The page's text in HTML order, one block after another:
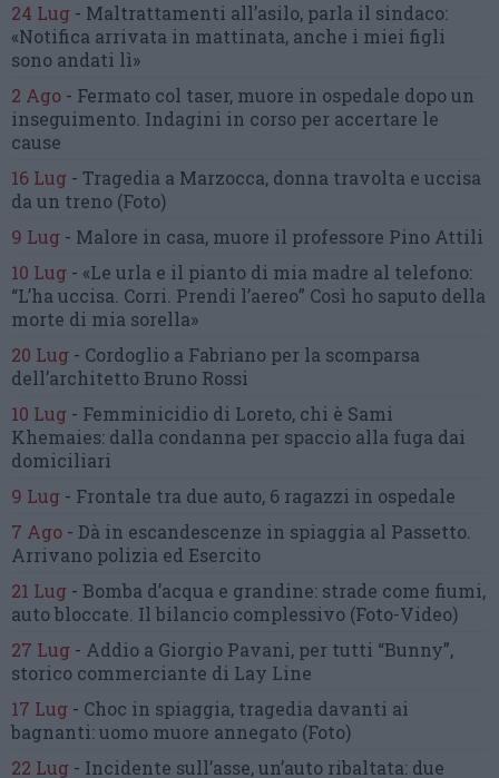
24 Lug - Maltrattamenti all’asilo, parla il sindaco:
«Notifica arrivata in mattinata, anche i miei figli
sono andati lì»
2 Ago - Fermato col taser, muore in ospedale dopo un
inseguimento. Indagini in corso per accertare le
cause
16 Lug - Tragedia a Marzocca, donna travolta e uccisa
da un treno (Foto)
9 Lug - Malore in casa, muore il professore Pino Attili
10 Lug - «Le urla e il pianto di mia madre al telefono:
“L’ha uccisa. Corri. Prendi l’aereo” Così ho saputo della
morte di mia sorella»
20 Lug - Cordoglio a Fabriano per la scomparsa
dell’architetto Bruno Rossi
10 Lug - Femminicidio di Loreto, chi è Sami
Khemaies: dalla condanna per spaccio alla fuga dai
domiciliari
9 Lug - Frontale tra due auto, 6 ragazzi in ospedale
7 Ago - Dà in escandescenze in spiaggia al Passetto.
Arrivano polizia ed Esercito
21 Lug - Bomba d’acqua e grandine: strade come fiumi,
auto bloccate. Il bilancio complessivo (Foto-Video)
27 Lug - Addio a Giorgio Pavani, per tutti “Bunny”,
storico commerciante di Lay Line
17 Lug - Choc in spiaggia, tragedia davanti ai
bagnanti:uomo muore annegato (Foto)
22 Lug - Incidente sull’asse, un’auto ribaltata: due